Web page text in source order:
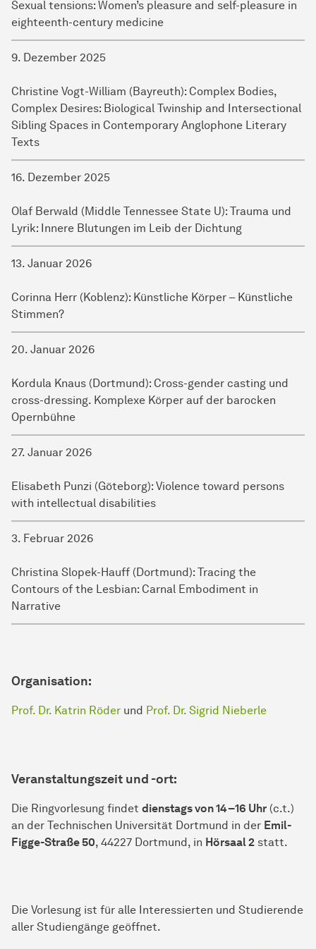
Sexual tensions: Women’s pleasure and self-pleasure in
eighteenth-century medicine
9. Dezember 2025
Christine Vogt-William (Bayreuth): Complex Bodies,
Complex Desires: Biological Twinship and Intersectional
Sibling Spaces in Contemporary Anglophone Literary
Texts
16. Dezember 2025
Olaf Berwald (Middle Tennessee State U): Trauma und
Lyrik: Innere Blutungen im Leib der Dichtung
13. Januar 2026
Corinna Herr (Koblenz): Künstliche Körper – Künstliche
Stimmen?
20. Januar 2026
Kordula Knaus (Dortmund): Cross-gender casting und
cross-dressing. Komplexe Körper auf der barocken
Opernbühne
27. Januar 2026
Elisabeth Punzi (Göteborg): Violence toward persons
with intellectual disabilities
3. Februar 2026
Christina Slopek-Hauff (Dortmund): Tracing the
Contours of the Lesbian: Carnal Embodiment in
Narrative
Organisation:
Prof. Dr. Katrin Röder und Prof. Dr. Sigrid Nieberle
Veranstaltungszeit und -ort:
Die Ringvorlesung findet dienstags von 14–16 Uhr (c.t.)
an der Technischen Universität Dortmund in der Emil-
Figge-Straße 50, 44227 Dortmund, in Hörsaal 2 statt.
Die Vorlesung ist für alle Interessierten und Studierende
aller Studiengänge geöffnet.